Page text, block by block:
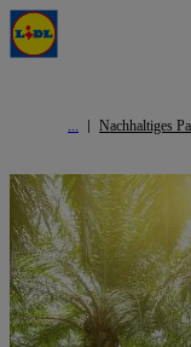
Nachhaltiges